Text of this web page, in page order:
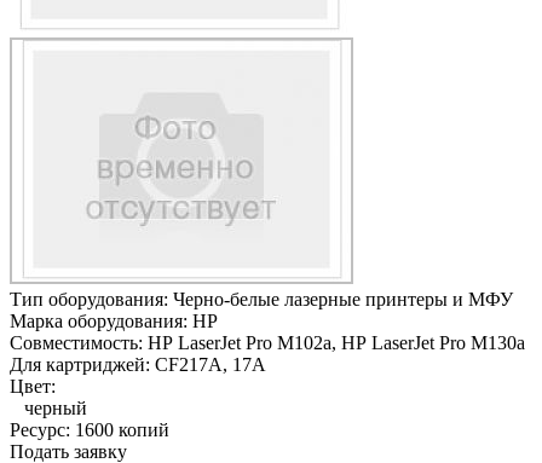
Тип оборудования: Черно-белые лазерные принтеры и МФУ
Марка оборудования: HP
Совместимость: HP LaserJet Pro M102a, HP LaserJet Pro M130a
Для картриджей: CF217A, 17A
Цвет:
черный
Ресурс: 1600 копий
Подать заявку